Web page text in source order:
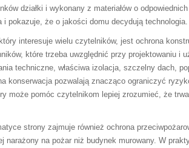
działki i wykonany z materiałów o
i pokazuje, że o jakości domu decydują technologia.
interesuje wielu czytelników, jest ochrona
które trzeba uwzględnić przy projektowaniu i
techniczne, właściwa izolacja, szczelny dach,
konserwacja pozwalają znacząco ograniczyć
może pomóc czytelnikom lepiej zrozumieć, że
strony zajmuje również ochrona
narażony na pożar niż budynek murowany. W